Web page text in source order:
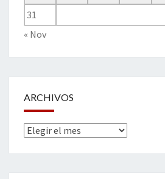
31
« Nov
ARCHIVOS
Archivos